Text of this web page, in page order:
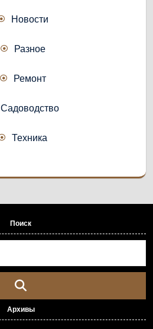
Новости
Разное
Ремонт
Садоводство
Техника
Поиск
Архивы